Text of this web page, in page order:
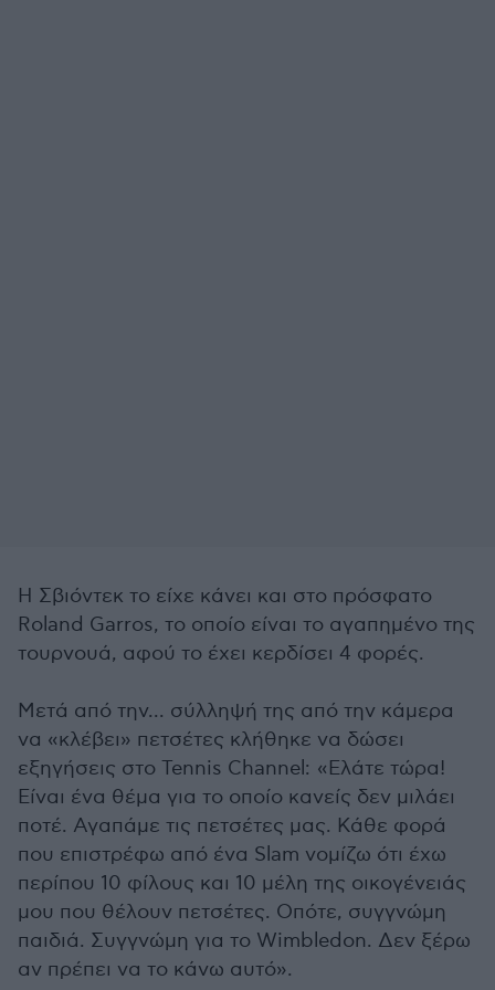
Η Σβιόντεκ το είχε κάνει και στο πρόσφατο
Roland Garros, το οποίο είναι το αγαπημένο της
τουρνουά, αφού το έχει κερδίσει 4 φορές.
Μετά από την... σύλληψή της από την κάμερα
να «κλέβει» πετσέτες κλήθηκε να δώσει
εξηγήσεις στο Tennis Channel: «Ελάτε τώρα!
Είναι ένα θέμα για το οποίο κανείς δεν μιλάει
ποτέ. Αγαπάμε τις πετσέτες μας. Κάθε φορά
που επιστρέφω από ένα Slam νομίζω ότι έχω
περίπου 10 φίλους και 10 μέλη της οικογένειάς
μου που θέλουν πετσέτες. Οπότε, συγγνώμη
παιδιά. Συγγνώμη για το Wimbledon. Δεν ξέρω
αν πρέπει να το κάνω αυτό».